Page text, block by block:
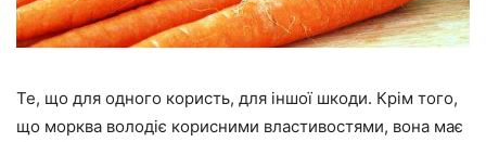
Те, що для одного користь, для іншої шкоди. Крім того,
що морква володіє корисними властивостями, вона має